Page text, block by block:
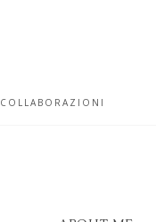
COLLABORAZIONI